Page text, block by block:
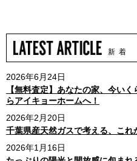
新 着
2026年6月24日
【無料査定】あなたの家、今い
らアイキョーホームへ！
2026年2月20日
千葉県産天然ガスで考える、これ
2026年1月16日